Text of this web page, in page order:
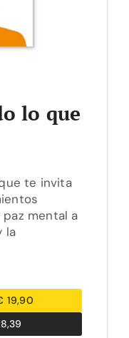
lo que
te invita
mental a
la
19,90